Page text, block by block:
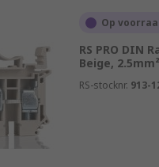
Op
RS PRO DIN
Beige,
RS-stocknr. 913-